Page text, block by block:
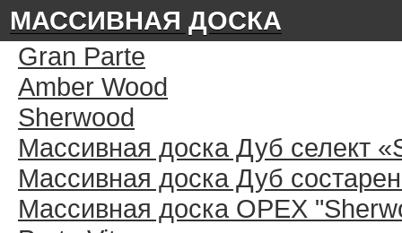
МАССИВНАЯ ДОСКА
Gran Parte
Amber Wood
Sherwood
Массивная доска Дуб селект
Массивная доска Дуб
Массивная доска ОРЕХ